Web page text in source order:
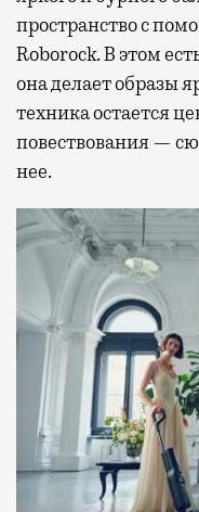
пространство с
Roborock. В этом
она делает образы
техника остается
повествования —
нее.